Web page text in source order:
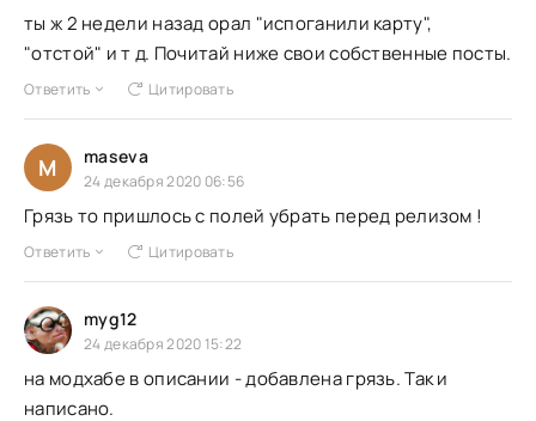
ты ж 2 недели назад орал "испоганили карту",
"отстой" и т д. Почитай ниже свои собственные посты.
Ответить Цитировать
M maseva
24 декабря 2020 06:56
Грязь то пришлось с полей убрать перед релизом !
Ответить Цитировать
myg12
24 декабря 2020 15:22
на модхабе в описании - добавлена грязь. Так и
написано.